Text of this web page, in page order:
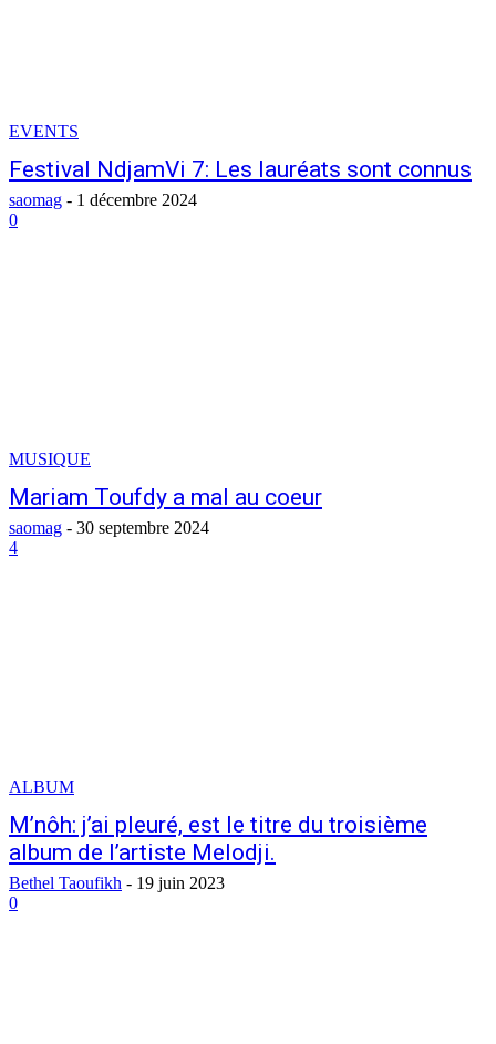
EVENTS
Festival NdjamVi 7: Les lauréats sont connus
saomag - 1 décembre 2024
0
MUSIQUE
Mariam Toufdy a mal au coeur
saomag - 30 septembre 2024
4
ALBUM
M’nôh: j’ai pleuré, est le titre du troisième
album de l’artiste Melodji.
Bethel Taoufikh - 19 juin 2023
0